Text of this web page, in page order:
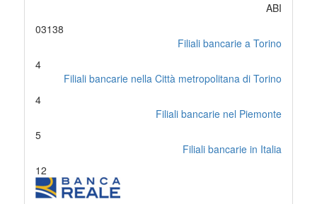
ABI
03138
Filiali bancarie a Torino
4
Filiali bancarie nella Città metropolitana di Torino
4
Filiali bancarie nel Piemonte
5
Filiali bancarie in Italia
12